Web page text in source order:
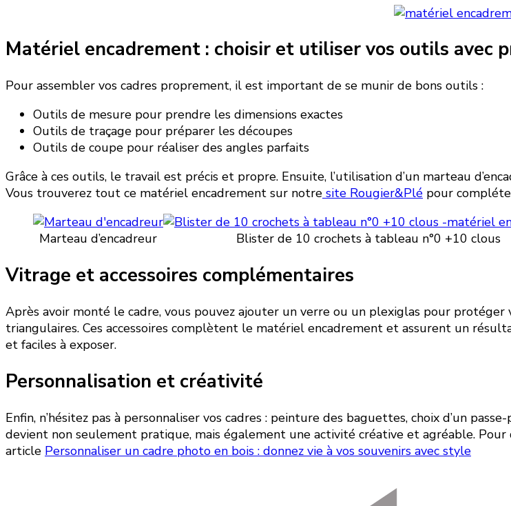
Matériel encadrement : choisir et utiliser vos outils avec
Pour assembler vos cadres proprement, il est important de se munir de bons outils :
Outils de mesure pour prendre les dimensions exactes
Outils de traçage pour préparer les découpes
Outils de coupe pour réaliser des angles parfaits
Grâce à ces outils, le travail est précis et propre. Ensuite, l’utilisation d’un marteau
Vous trouverez tout ce matériel encadrement sur notre site Rougier&Plé pour
Marteau d’encadreur Blister de 10 crochets à tableau n°0 +10 clous
Vitrage et accessoires complémentaires
Après avoir monté le cadre, vous pouvez ajouter un verre ou un plexiglas pour
triangulaires. Ces accessoires complètent le matériel encadrement et assurent un
et faciles à exposer.
Personnalisation et créativité
Enfin, n’hésitez pas à personnaliser vos cadres : peinture des baguettes, choix d’un
devient non seulement pratique, mais également une activité créative et agréable.
article Personnaliser un cadre photo en bois : donnez vie à vos souvenirs avec style